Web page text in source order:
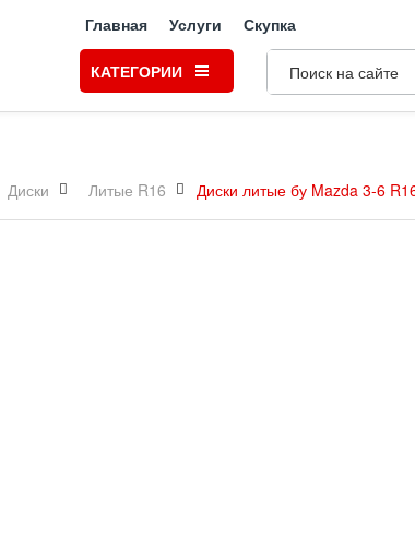
Главная Услуги Скупка
КАТЕГОРИИ
Диски Литые R16 Диски литые бу Mazda 3-6